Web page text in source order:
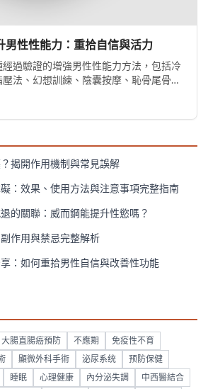
男性性能力：重拾自信與活力
過驗證的增強男性性能力方法，包括冷
法、幻想訓練、陰囊按摩、恥骨尾骨肌
個月內即可感受到明顯的改善效果。
揭開作用機制與常見誤解
：效果、使用方法與注意事項完整指南
的關聯：威而鋼能提升性慾嗎？
作用與禁忌完整解析
：如何重拾男性自信與改善性功能
大腸直腸癌預防 不應期 免疫性不育
顯微外科手術 泌尿系统 预防保健
睡眠 心理健康 內分泌失調 中西醫結合